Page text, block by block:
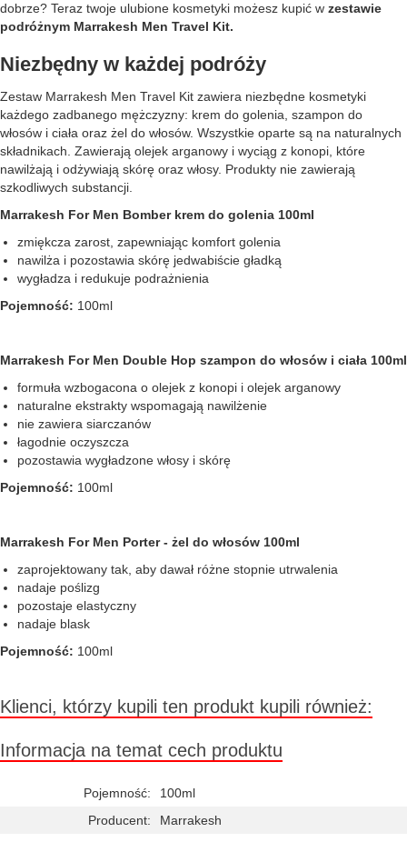
dobrze? Teraz twoje ulubione kosmetyki możesz kupić w zestawie
podróżnym Marrakesh Men Travel Kit.
Niezbędny w każdej podróży
Zestaw Marrakesh Men Travel Kit zawiera niezbędne kosmetyki
każdego zadbanego mężczyzny: krem do golenia, szampon do
włosów i ciała oraz żel do włosów. Wszystkie oparte są na naturalnych
składnikach. Zawierają olejek arganowy i wyciąg z konopi, które
nawilżają i odżywiają skórę oraz włosy. Produkty nie zawierają
szkodliwych substancji.
Marrakesh For Men Bomber krem do golenia 100ml
zmiękcza zarost, zapewniając komfort golenia
nawilża i pozostawia skórę jedwabiście gładką
wygładza i redukuje podrażnienia
Pojemność: 100ml
Marrakesh For Men Double Hop szampon do włosów i ciała 100ml
formuła wzbogacona o olejek z konopi i olejek arganowy
naturalne ekstrakty wspomagają nawilżenie
nie zawiera siarczanów
łagodnie oczyszcza
pozostawia wygładzone włosy i skórę
Pojemność: 100ml
Marrakesh For Men Porter - żel do włosów 100ml
zaprojektowany tak, aby dawał różne stopnie utrwalenia
nadaje poślizg
pozostaje elastyczny
nadaje blask
Pojemność: 100ml
Klienci, którzy kupili ten produkt kupili również:
Informacja na temat cech produktu
Pojemność:
100ml
Producent:
Marrakesh